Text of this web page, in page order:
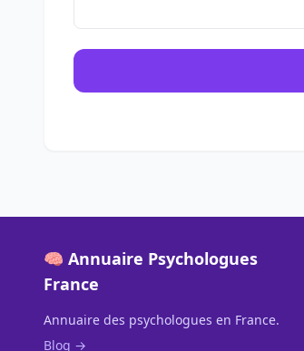
🧠 Annuaire Psychologues
France
Annuaire des psychologues en France.
Blog →